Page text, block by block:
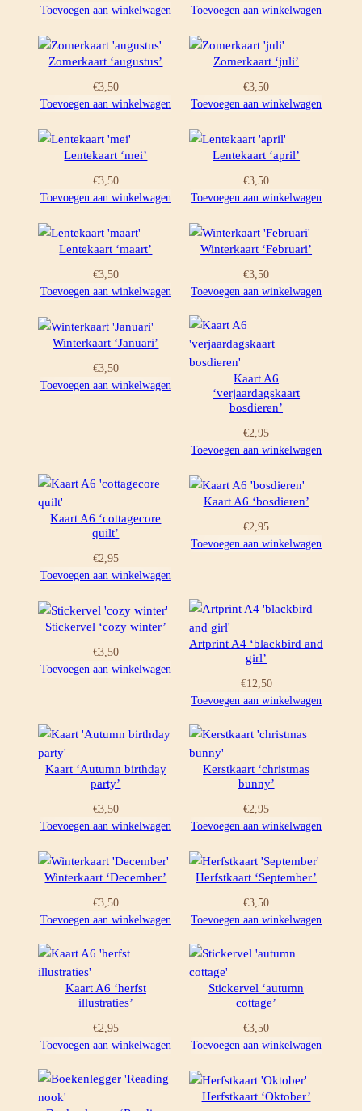
Toevoegen aan winkelwagen
Toevoegen aan winkelwagen
Zomerkaart ‘augustus’
€3,50
Toevoegen aan winkelwagen
Zomerkaart ‘juli’
€3,50
Toevoegen aan winkelwagen
Lentekaart ‘mei’
€3,50
Toevoegen aan winkelwagen
Lentekaart ‘april’
€3,50
Toevoegen aan winkelwagen
Lentekaart ‘maart’
€3,50
Toevoegen aan winkelwagen
Winterkaart ‘Februari’
€3,50
Toevoegen aan winkelwagen
Winterkaart ‘Januari’
€3,50
Toevoegen aan winkelwagen
Kaart A6
‘verjaardagskaart
bosdieren’
€2,95
Toevoegen aan winkelwagen
Kaart A6 ‘cottagecore
quilt’
€2,95
Toevoegen aan winkelwagen
Kaart A6 ‘bosdieren’
€2,95
Toevoegen aan winkelwagen
Stickervel ‘cozy winter’
€3,50
Toevoegen aan winkelwagen
Artprint A4 ‘blackbird and
girl’
€12,50
Toevoegen aan winkelwagen
Kaart ‘Autumn birthday
party’
€3,50
Toevoegen aan winkelwagen
Kerstkaart ‘christmas
bunny’
€2,95
Toevoegen aan winkelwagen
Winterkaart ‘December’
€3,50
Toevoegen aan winkelwagen
Herfstkaart ‘September’
€3,50
Toevoegen aan winkelwagen
Kaart A6 ‘herfst
illustraties’
€2,95
Toevoegen aan winkelwagen
Stickervel ‘autumn
cottage’
€3,50
Toevoegen aan winkelwagen
Herfstkaart ‘Oktober’